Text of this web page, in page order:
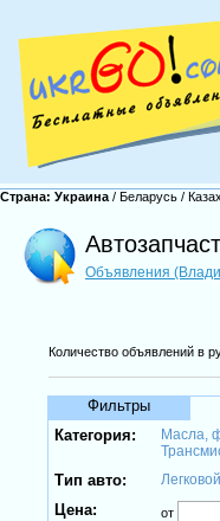
Страна: Украина / Беларусь /
Объявления
Количество объявлений в
Фильтры
Категория:
Масла,
Тип авто: Легковой
Цена: от